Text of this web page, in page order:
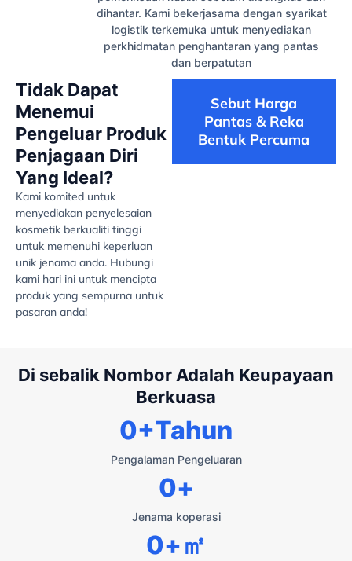
dihantar. Kami bekerjasama dengan syarikat
logistik terkemuka untuk menyediakan
perkhidmatan penghantaran yang pantas
dan berpatutan
Tidak Dapat
Menemui
Pengeluar Produk
Penjagaan Diri
Yang Ideal?
Kami komited untuk
menyediakan penyelesaian
kosmetik berkualiti tinggi
untuk memenuhi keperluan
unik jenama anda. Hubungi
kami hari ini untuk mencipta
produk yang sempurna untuk
pasaran anda!
Sebut Harga
Pantas & Reka
Bentuk Percuma
Di sebalik Nombor Adalah Keupayaan
Berkuasa
Pengalaman Pengeluaran
0+Tahun
Jenama koperasi
0+
0+㎡